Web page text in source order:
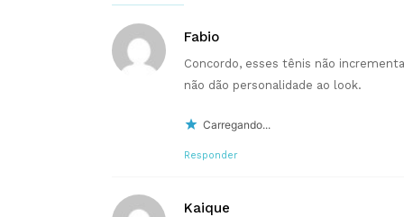
Fabio
Concordo, esses tênis não
não dão personalidade ao look.
Carregando...
Responder
Kaique